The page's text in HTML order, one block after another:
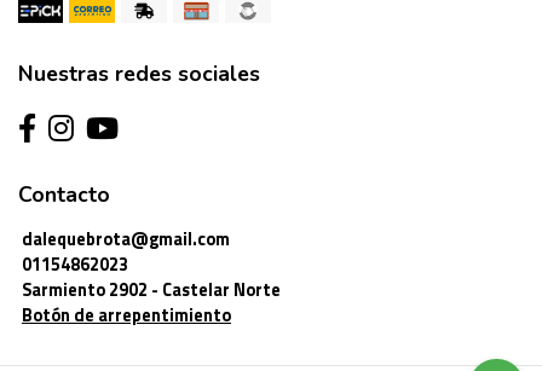
Nuestras redes sociales
Contacto
dalequebrota@gmail.com
01154862023
Sarmiento 2902 - Castelar Norte
Botón de arrepentimiento